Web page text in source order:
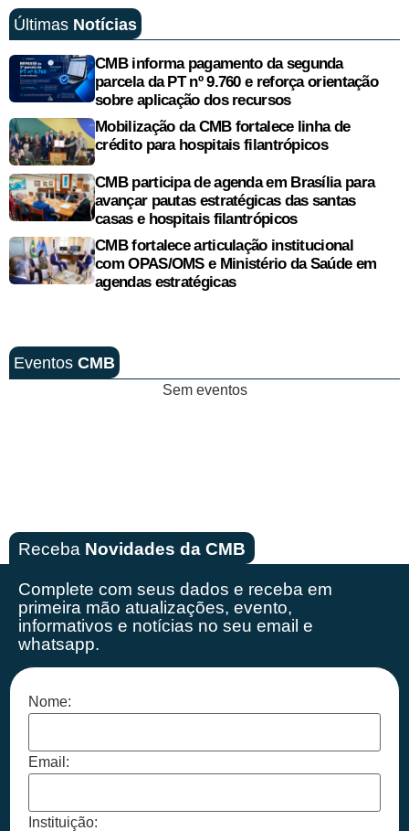
Últimas Notícias
CMB informa pagamento da segunda
parcela da PT nº 9.760 e reforça orientação
sobre aplicação dos recursos
Mobilização da CMB fortalece linha de
crédito para hospitais filantrópicos
CMB participa de agenda em Brasília para
avançar pautas estratégicas das santas
casas e hospitais filantrópicos
CMB fortalece articulação institucional
com OPAS/OMS e Ministério da Saúde em
agendas estratégicas
Eventos CMB
Sem eventos
Receba Novidades da CMB
Complete com seus dados e receba em
primeira mão atualizações, evento,
informativos e notícias no seu email e
whatsapp.
Nome:
Email:
Instituição: